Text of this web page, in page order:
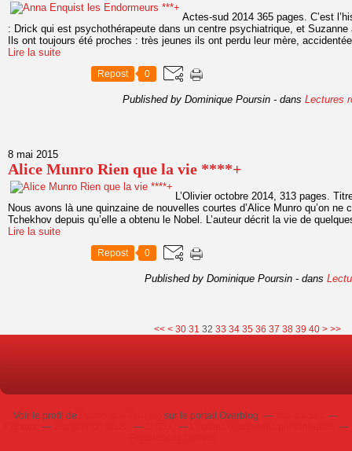
Actes-sud 2014 365 pages. C’est
: Drick qui est psychothérapeute dans un centre psychiatrique, et
Ils ont toujours été proches : très jeunes ils ont perdu leur mère,
Lire la suite
Repost 0
Published by Dominique Poursin - dans Lectures
8 mai 2015
Alice Munro Rien que la vie ****+
L’Olivier octobre 2014, 313 pages.
Nous avons là une quinzaine de nouvelles courtes d’Alice Munro qu’on ne
Tchekhov depuis qu’elle a obtenu le Nobel. L’auteur décrit la vie de
Lire la suite
Repost 0
Published by Dominique Poursin - dans
<< < 10
20
30 31 32 33 34 35 36 37 38 39 40 50
60
70
80
90
100
> >>
Voir le profil de sur le portail Overblog